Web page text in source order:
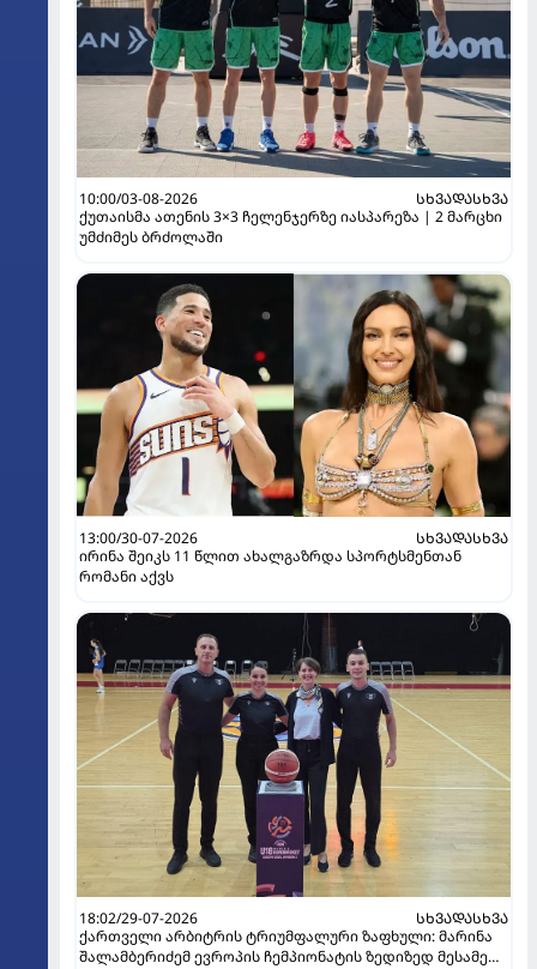
10:00/03-08-2026
ᲡᲮᲕᲐᲓᲐᲡᲮᲕᲐ
ქუთაისმა ათენის 3×3 ჩელენჯერზე იასპარეზა | 2 მარცხი
უმძიმეს ბრძოლაში
13:00/30-07-2026
ᲡᲮᲕᲐᲓᲐᲡᲮᲕᲐ
ირინა შეიკს 11 წლით ახალგაზრდა სპორტსმენთან
რომანი აქვს
18:02/29-07-2026
ᲡᲮᲕᲐᲓᲐᲡᲮᲕᲐ
ქართველი არბიტრის ტრიუმფალური ზაფხული: მარინა
შალამბერიძემ ევროპის ჩემპიონატის ზედიზედ მესამე